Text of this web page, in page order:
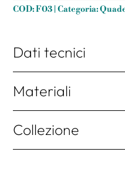
"Leaves"
in
Ricuoio®
quantità
COD:F03 Categoria:
Dati tecnici
Materiali
Collezione